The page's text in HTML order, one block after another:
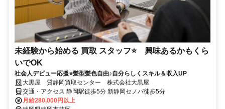
未経験から始める 買取 スタッフ⭐ 興味あるかもくら
いでOK
社会人デビュー応援⭐髪型髪色自由♪自分らしくスキル＆収入UP
大黒屋 質静岡買取センター 株式会社大黒屋
交通・アクセス 静岡駅徒歩5分 新静岡セノバ徒歩5分
月給280,000円以上